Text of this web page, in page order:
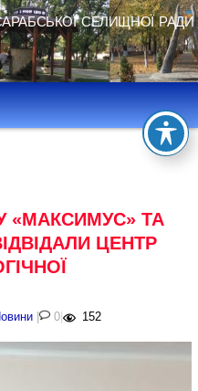
селищної ради
«МАКСИМУС» ТА
ЦЕНТР
| 0 | 152